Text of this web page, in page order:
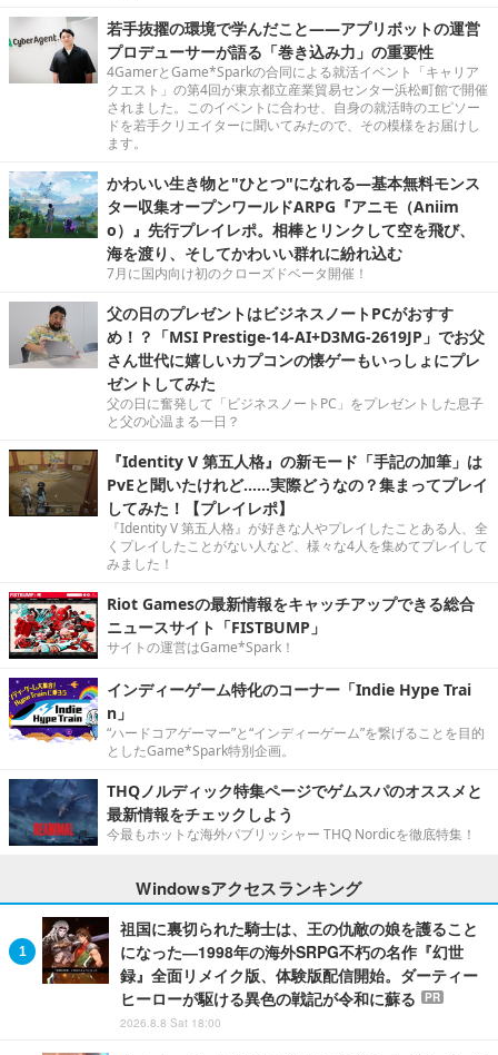
若手抜擢の環境で学んだこと――アプリボットの運営
プロデューサーが語る「巻き込み力」の重要性
4GamerとGame*Sparkの合同による就活イベント「キャリア
クエスト」の第4回が東京都立産業貿易センター浜松町館で開催
されました。このイベントに合わせ、自身の就活時のエピソー
ドを若手クリエイターに聞いてみたので、その模様をお届けし
ます。
かわいい生き物と"ひとつ"になれる―基本無料モンス
ター収集オープンワールドARPG『アニモ（Aniim
o）』先行プレイレポ。相棒とリンクして空を飛び、
海を渡り、そしてかわいい群れに紛れ込む
7月に国内向け初のクローズドベータ開催！
父の日のプレゼントはビジネスノートPCがおすす
め！？「MSI Prestige-14-AI+D3MG-2619JP」でお父
さん世代に嬉しいカプコンの懐ゲーもいっしょにプレ
ゼントしてみた
父の日に奮発して「ビジネスノートPC」をプレゼントした息子
と父の心温まる一日？
『Identity V 第五人格』の新モード「手記の加筆」は
PvEと聞いたけれど……実際どうなの？集まってプレイ
してみた！【プレイレポ】
『Identity V 第五人格』が好きな人やプレイしたことある人、全
くプレイしたことがない人など、様々な4人を集めてプレイして
みました！
Riot Gamesの最新情報をキャッチアップできる総合
ニュースサイト「FISTBUMP」
サイトの運営はGame*Spark！
インディーゲーム特化のコーナー「Indie Hype Trai
n」
“ハードコアゲーマー”と“インディーゲーム”を繋げることを目的
としたGame*Spark特別企画。
THQノルディック特集ページでゲムスパのオススメと
最新情報をチェックしよう
今最もホットな海外パブリッシャー THQ Nordicを徹底特集！
Windowsアクセスランキング
祖国に裏切られた騎士は、王の仇敵の娘を護ること
になった―1998年の海外SRPG不朽の名作『幻世
録』全面リメイク版、体験版配信開始。ダーティー
ヒーローが駆ける異色の戦記が令和に蘇る
PR
2026.8.8 Sat 18:00